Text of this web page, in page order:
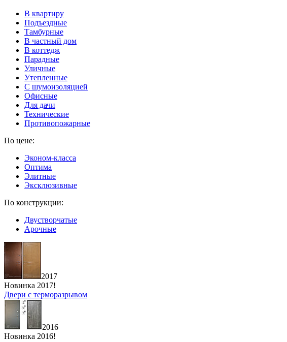
В квартиру
Подъездные
Тамбурные
В частный дом
В коттедж
Парадные
Уличные
Утепленные
C шумоизоляцией
Офисные
Для дачи
Технические
Противопожарные
По цене:
Эконом-класса
Оптима
Элитные
Эксклюзивные
По конструкции:
Двустворчатые
Арочные
2017
Новинка 2017!
Двери с терморазрывом
2016
Новинка 2016!